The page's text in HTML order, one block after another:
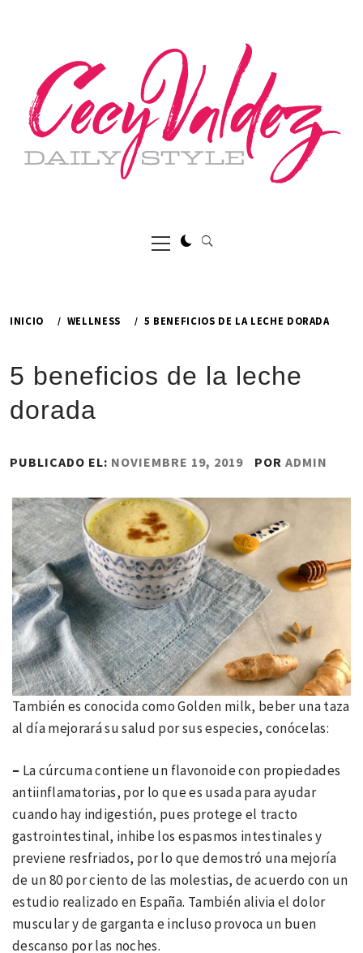
Menú
principal
INICIO WELLNESS 5 BENEFICIOS DE LA LECHE DORADA
5 beneficios de la leche
dorada
PUBLICADO EL: NOVIEMBRE 19, 2019 POR ADMIN
También es conocida como Golden milk, beber una taza
al día mejorará su salud por sus especies, conócelas:
– La cúrcuma contiene un flavonoide con propiedades
antiinflamatorias, por lo que es usada para ayudar
cuando hay indigestión, pues protege el tracto
gastrointestinal, inhibe los espasmos intestinales y
previene resfriados, por lo que demostró una mejoría
de un 80 por ciento de las molestias, de acuerdo con un
estudio realizado en España. También alivia el dolor
muscular y de garganta e incluso provoca un buen
descanso por las noches.